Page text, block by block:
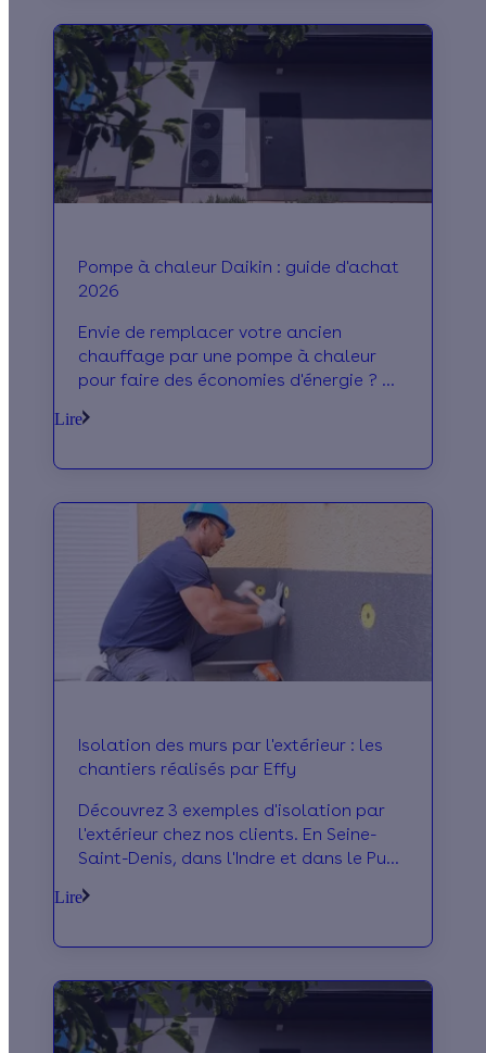
Pompe à chaleur Daikin : guide d'achat
2026
Envie de remplacer votre ancien
chauffage par une pompe à chaleur
pour faire des économies d'énergie ? On
Daikin !
Lire
Isolation des murs par l'extérieur : les
chantiers réalisés par Effy
Découvrez 3 exemples d'isolation par
l'extérieur chez nos clients. En Seine-
Saint-Denis, dans l'Indre et dans le Puy-
accompagnés dans leur projet
Lire